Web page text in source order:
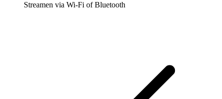
Streamen via Wi-Fi of Bluetooth